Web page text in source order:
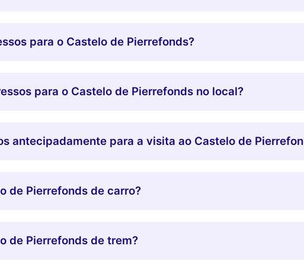
para o Castelo de Pierrefonds?
para o Castelo de Pierrefonds no local?
antecipadamente para a visita ao Castelo de
de Pierrefonds de carro?
de Pierrefonds de trem?